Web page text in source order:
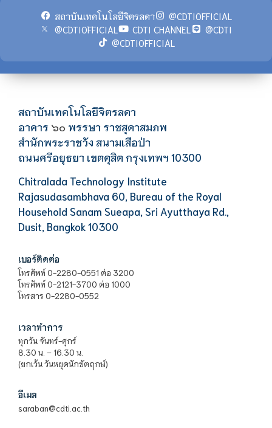
สถาบันเทคโนโลยีจิตรลดา
@CDTIOFFICIAL
@CDTIOFFICIAL
CDTI CHANNEL
@CDTI
@CDTIOFFICIAL
สถาบันเทคโนโลยีจิตรลดา
อาคาร ๖๐ พรรษา ราชสุดาสมภพ
สำนักพระราชวัง สนามเสือป่า
ถนนศรีอยุธยา เขตดุสิต กรุงเทพฯ 10300
Chitralada Technology Institute
Rajasudasambhava 60, Bureau of the Royal
Household Sanam Sueapa, Sri Ayutthaya Rd.,
Dusit, Bangkok 10300
เบอร์ติดต่อ
โทรศัพท์ 0-2280-0551 ต่อ 3200
โทรศัพท์ 0-2121-3700 ต่อ 1000
โทรสาร 0-2280-0552
เวลาทำการ
ทุกวัน จันทร์-ศุกร์
8.30 น. – 16.30 น.
(ยกเว้น วันหยุดนักขัตฤกษ์)
อีเมล
saraban@cdti.ac.th